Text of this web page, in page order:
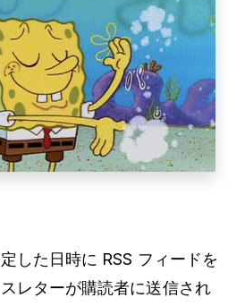
した日時に RSS フィードを
レターが購読者に送信され